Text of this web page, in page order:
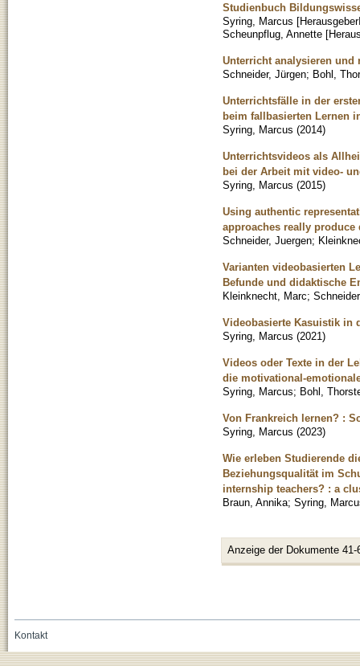
Studienbuch
Syring, Marcus
Scheunpflug, Annette
Unterricht analysieren
Schneider, Jürgen; Bohl,
Unterrichtsfälle in der
beim fallbasierten Lernen
Syring, Marcus (2014)
Unterrichtsvideos als
bei der Arbeit mit video-
Syring, Marcus (2015)
Using authentic
approaches really produce
Schneider, Juergen;
Varianten videobasierten
Befunde und didaktische
Kleinknecht, Marc;
Videobasierte Kasuistik in
Syring, Marcus (2021)
Videos oder Texte in der
die motivational-
Syring, Marcus; Bohl,
Von Frankreich lernen? :
Syring, Marcus (2023)
Wie erleben Studierende
Beziehungsqualität im
internship teachers? : a
Braun, Annika; Syring,
Anzeige der Dokumente 41-
Kontakt